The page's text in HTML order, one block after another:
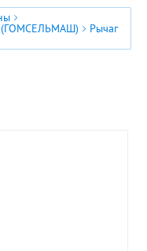
(ГОМСЕЛЬМАШ) Рычаг